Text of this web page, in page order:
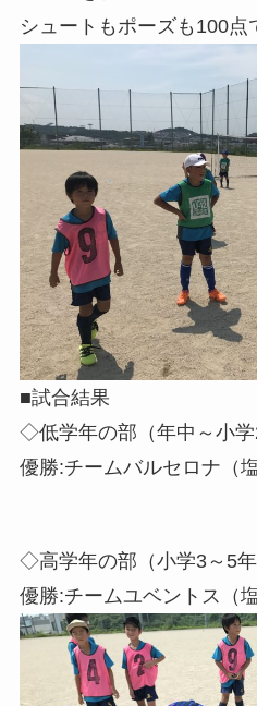
シュートもポーズも100点
■試合結果
◇低学年の部（年中～小学
優勝:チームバルセロナ（塩
◇高学年の部（小学3～5年
優勝:チームユベントス（